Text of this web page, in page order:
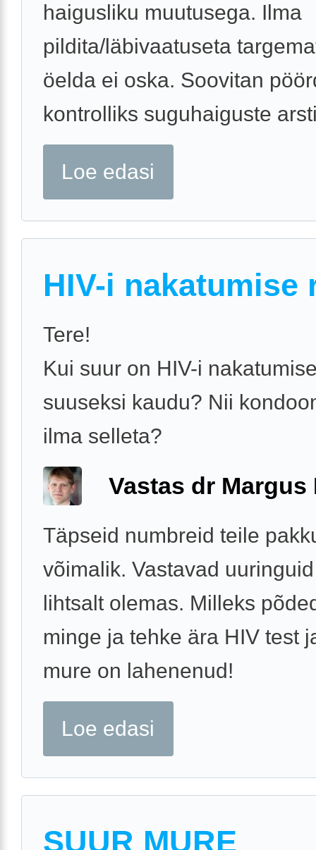
haigusliku muutusega. Ilma
pildita/läbivaatuseta
öelda ei oska. Soovitan
kontrolliks suguhaiguste
Loe edasi
HIV-i nakatumise
Tere!
Kui suur on HIV-i
suuseksi kaudu? Nii
ilma selleta?
Vastas dr Margus
Täpseid numbreid teile
võimalik. Vastavad
lihtsalt olemas. Milleks
minge ja tehke ära HIV test
mure on lahenenud!
Loe edasi
SUUR MURE